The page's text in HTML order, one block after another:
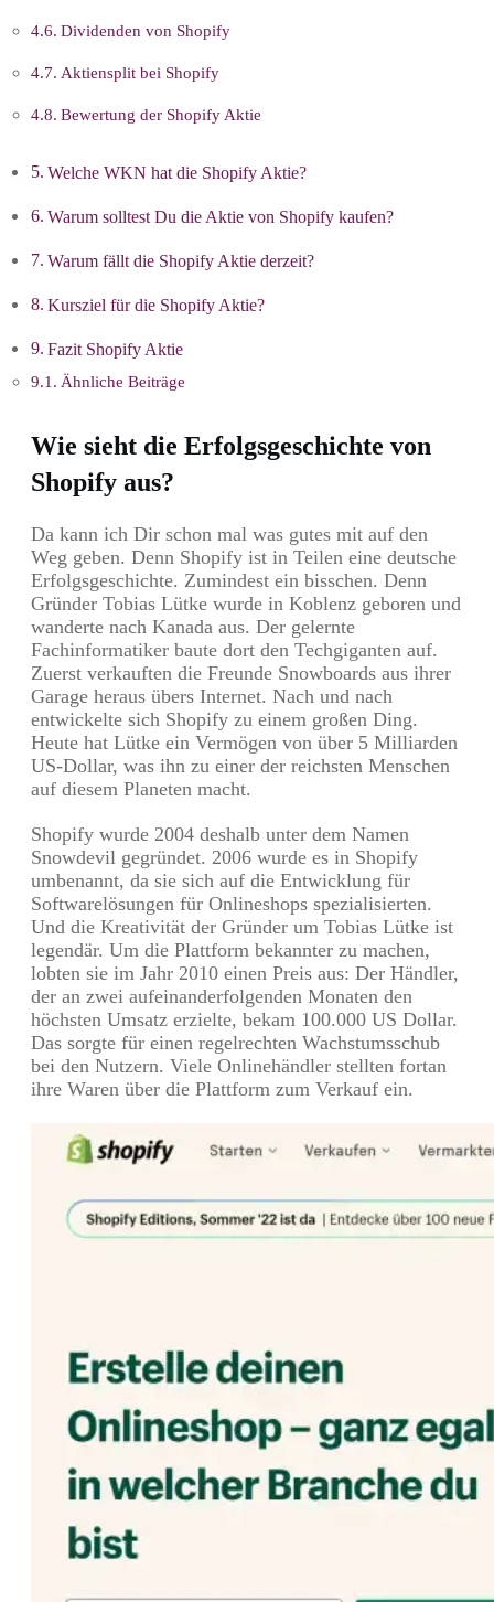
Dividenden von Shopify
Aktiensplit bei Shopify
Bewertung der Shopify Aktie
Welche WKN hat die Shopify Aktie?
Warum solltest Du die Aktie von Shopify kaufen?
Warum fällt die Shopify Aktie derzeit?
Kursziel für die Shopify Aktie?
Fazit Shopify Aktie
Ähnliche Beiträge
Wie sieht die Erfolgsgeschichte von
Shopify aus?
Da kann ich Dir schon mal was gutes mit auf den
Weg geben. Denn Shopify ist in Teilen eine deutsche
Erfolgsgeschichte. Zumindest ein bisschen. Denn
Gründer Tobias Lütke wurde in Koblenz geboren und
wanderte nach Kanada aus. Der gelernte
Fachinformatiker baute dort den Techgiganten auf.
Zuerst verkauften die Freunde Snowboards aus ihrer
Garage heraus übers Internet. Nach und nach
entwickelte sich Shopify zu einem großen Ding.
Heute hat Lütke ein Vermögen von über 5 Milliarden
US-Dollar, was ihn zu einer der reichsten Menschen
auf diesem Planeten macht.
Shopify wurde 2004 deshalb unter dem Namen
Snowdevil gegründet. 2006 wurde es in Shopify
umbenannt, da sie sich auf die Entwicklung für
Softwarelösungen für Onlineshops spezialisierten.
Und die Kreativität der Gründer um Tobias Lütke ist
legendär. Um die Plattform bekannter zu machen,
lobten sie im Jahr 2010 einen Preis aus: Der Händler,
der an zwei aufeinanderfolgenden Monaten den
höchsten Umsatz erzielte, bekam 100.000 US Dollar.
Das sorgte für einen regelrechten Wachstumsschub
bei den Nutzern. Viele Onlinehändler stellten fortan
ihre Waren über die Plattform zum Verkauf ein.